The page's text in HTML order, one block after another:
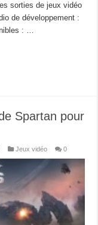
sorties de jeux vidéo
de développement :
: …
Spartan pour
Jeux vidéo 0